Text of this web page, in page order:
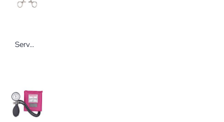
Servoprax Nadelhalter nach Majo-Hegar Wiederverwendbare chirurgische Instrumente